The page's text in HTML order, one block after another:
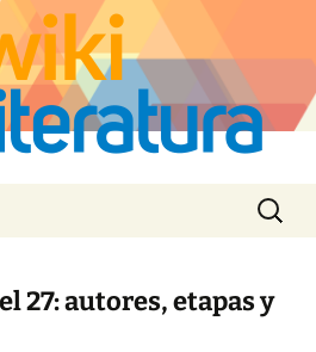
Buscar:
27: autores, etapas y